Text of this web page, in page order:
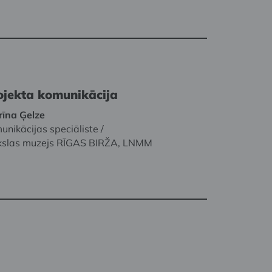
komunikācija
Ģelze
speciāliste /
muzejs RĪGAS BIRŽA, LNMM